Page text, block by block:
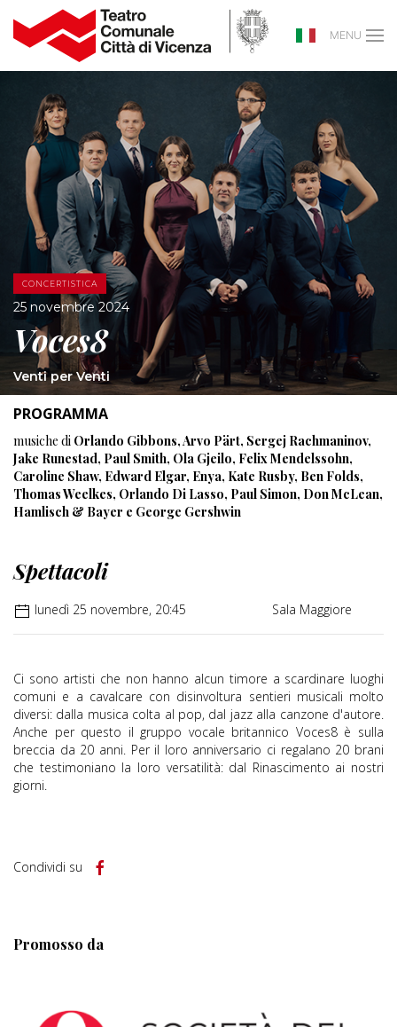
MENU
CONCERTISTICA
25 novembre 2024
Voces8
Venti per Venti
PROGRAMMA
musiche di Orlando Gibbons, Arvo Pärt, Sergej Rachmaninov,
Jake Runestad, Paul Smith, Ola Gjeilo, Felix Mendelssohn,
Caroline Shaw, Edward Elgar, Enya, Kate Rusby, Ben Folds,
Thomas Weelkes, Orlando Di Lasso, Paul Simon, Don McLean,
Hamlisch & Bayer e George Gershwin
Spettacoli
lunedì 25 novembre, 20:45 Sala Maggiore
Ci sono artisti che non hanno alcun timore a scardinare luoghi
comuni e a cavalcare con disinvoltura sentieri musicali molto
diversi: dalla musica colta al pop, dal jazz alla canzone d'autore.
Anche per questo il gruppo vocale britannico Voces8 è sulla
breccia da 20 anni. Per il loro anniversario ci regalano 20 brani
che testimoniano la loro versatilità: dal Rinascimento ai nostri
giorni.
Condividi su
Promosso da